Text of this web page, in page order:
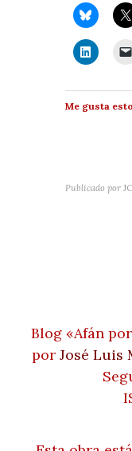
Me gusta
Publicado por
Blog «Afán
por José Luis